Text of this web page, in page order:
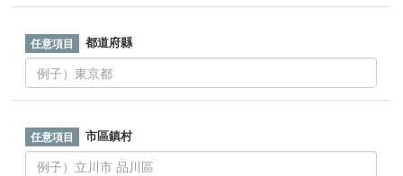
都道府縣
市區鎮村